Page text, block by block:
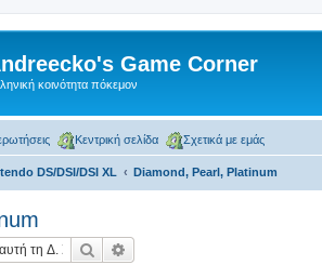
Game Corner
κοινότητα πόκεμον
Κεντρική σελίδα Σχετικά με εμάς
DS/DSI/DSI XL Diamond, Pearl, Platinum
Αναζήτηση